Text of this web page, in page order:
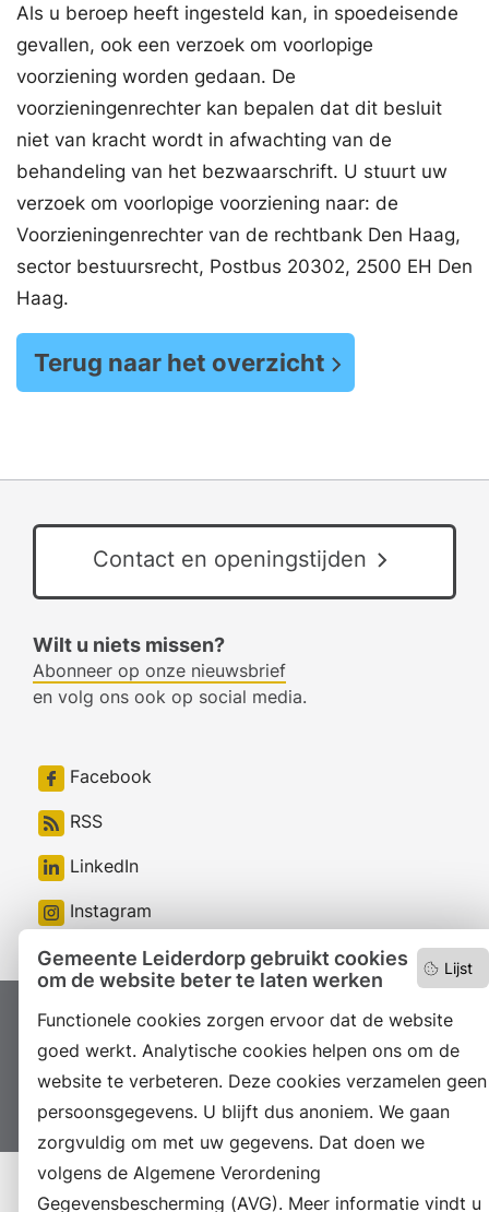
Lijst
Gemeente Leiderdorp gebruikt cookies
om de website beter te laten werken
Functionele cookies zorgen ervoor dat de website
goed werkt. Analytische cookies helpen ons om de
website te verbeteren. Deze cookies verzamelen geen
persoonsgegevens. U blijft dus anoniem. We gaan
zorgvuldig om met uw gegevens. Dat doen we
volgens de Algemene Verordening
Gegevensbescherming (AVG). Meer informatie vindt u
Als u beroep heeft ingesteld kan, in spoedeisende
gevallen, ook een verzoek om voorlopige
voorziening worden gedaan. De
voorzieningenrechter kan bepalen dat dit besluit
niet van kracht wordt in afwachting van de
behandeling van het bezwaarschrift. U stuurt uw
verzoek om voorlopige voorziening naar: de
Voorzieningenrechter van de rechtbank Den Haag,
sector bestuursrecht, Postbus 20302, 2500 EH Den
Haag.
Terug naar het overzicht
Contact en openingstijden
Wilt u niets missen?
Abonneer op onze nieuwsbrief
en volg ons ook op social media.
Facebook
RSS
LinkedIn
Instagram
Proclaimer Colofon
Toegankelijkheid
Sitemap
Privacyverklaring
Servicenormen
Vacatures